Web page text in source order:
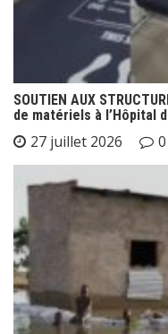
SOUTIEN AUX
de matériels à l’Hôpital
27 juillet 2026 0